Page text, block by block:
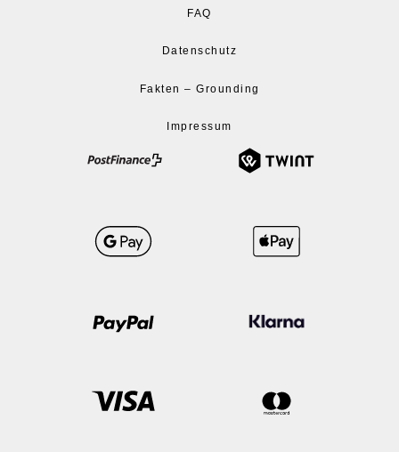
FAQ
Datenschutz
Fakten – Grounding
Impressum